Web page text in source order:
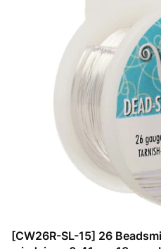
[CW26R-SL-15] 26